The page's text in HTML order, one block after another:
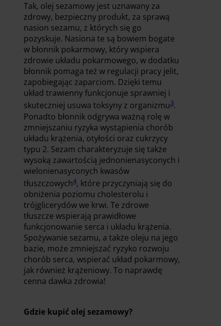
Tak, olej sezamowy jest uznawany za
zdrowy, bezpieczny produkt, za sprawą
nasion sezamu, z których się go
pozyskuje. Nasiona te są bowiem bogate
w błonnik pokarmowy, który wspiera
zdrowie układu pokarmowego, w dodatku
błonnik pomaga też w regulacji pracy jelit,
zapobiegając zaparciom. Dzięki temu
układ trawienny funkcjonuje sprawniej i
skuteczniej usuwa toksyny z organizmu3.
Ponadto błonnik odgrywa ważną rolę w
zmniejszaniu ryzyka wystąpienia chorób
układu krążenia, otyłości oraz cukrzycy
typu 2. Sezam charakteryzuje się także
wysoką zawartością jednonienasyconych i
wielonienasyconych kwasów
tłuszczowych4, które przyczyniają się do
obniżenia poziomu cholesterolu i
trójglicerydów we krwi. Te zdrowe
tłuszcze wspierają prawidłowe
funkcjonowanie serca i układu krążenia.
Spożywanie sezamu, a także oleju na jego
bazie, może zmniejszać ryzyko rozwoju
chorób serca, wspierać układ pokarmowy,
jak również krążeniowy. To naprawdę
cenna dawka zdrowia!
Gdzie kupić olej sezamowy?